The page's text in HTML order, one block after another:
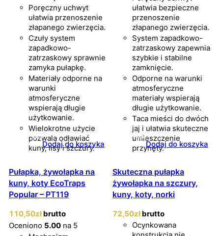
Poręczny uchwyt
ułatwia przenoszenie
złapanego zwierzęcia.
Czuły system
zapadkowo-
zatrzaskowy sprawnie
zamyka pułapkę.
Materiały odporne na
warunki
atmosferyczne
wspierają długie
użytkowanie.
Wielokrotne użycie
pozwala odławiać
kuny, lisy i szczury.
Dodaj do koszyka
ułatwia bezpieczne
przenoszenie
złapanego zwierzęcia.
System zapadkowo-
zatrzaskowy zapewnia
szybkie i stabilne
zamknięcie.
Odporne na warunki
atmosferyczne
materiały wspierają
długie użytkowanie.
Taca mieści do dwóch
jaj i ułatwia skuteczne
umieszczenie
przynęty.
Dodaj do koszyka
Pułapka, żywołapka na
kuny, koty EcoTraps
Popular – PT119
110,50zł brutto
Oceniono 5.00 na 5
Skuteczna pułapka
żywołapka na szczury,
kuny, koty, norki
72,50zł brutto
Ocynkowana